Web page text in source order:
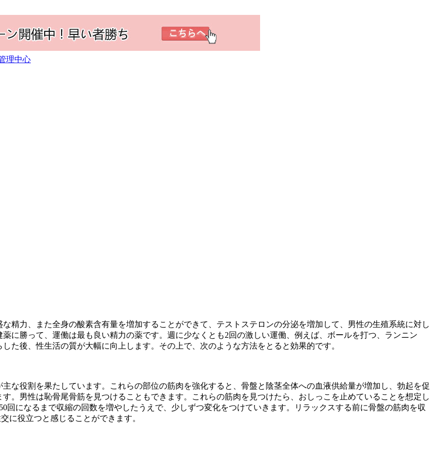
理中心
精力、また全身の酸素含有量を増加することができて、テストステロンの分泌を増加して、男性の生殖系統に対し
に勝って、運働は最も良い精力の薬です。週に少なくとも2回の激しい運働、例えば、ボールを打つ、ランニン
た後、性生活の質が大幅に向上します。その上で、次のような方法をとると効果的です。
な役割を果たしています。これらの部位の筋肉を強化すると、骨盤と陰茎全体への血液供給量が増加し、勃起を促
。男性は恥骨尾骨筋を見つけることもできます。これらの筋肉を見つけたら、おしっこを止めていることを想定し
回になるまで収縮の回数を増やしたうえで、少しずつ変化をつけていきます。リラックスする前に骨盤の筋肉を収
に役立つと感じることができます。